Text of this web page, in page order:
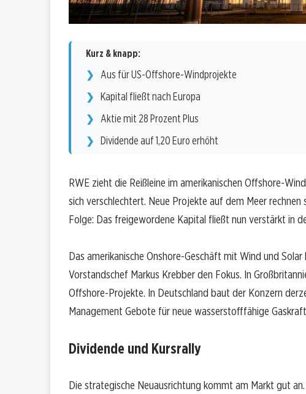
Kurz & knapp:
Aus für US-Offshore-Windprojekte
Kapital fließt nach Europa
Aktie mit 28 Prozent Plus
Dividende auf 1,20 Euro erhöht
RWE zieht die Reißleine im amerikanischen Offshore-
sich verschlechtert. Neue Projekte auf dem Meer
Folge: Das freigewordene Kapital fließt nun verstärkt in
Das amerikanische Onshore-Geschäft mit Wind und
Vorstandschef Markus Krebber den Fokus. In
Offshore-Projekte. In Deutschland baut der Konzern
Management Gebote für neue wasserstofffähige
Dividende und Kursrally
Die strategische Neuausrichtung kommt am Markt gut